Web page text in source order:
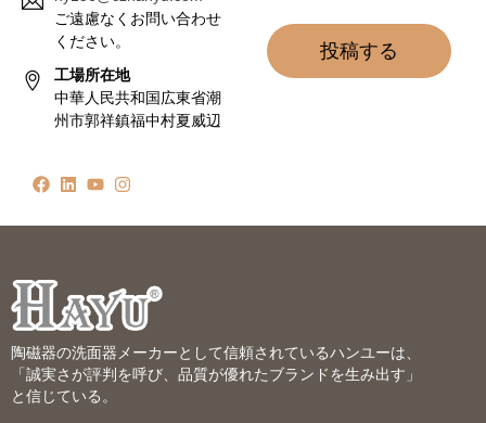
ご遠慮なくお問い合わせ
ください。
工場所在地
中華人民共和国広東省潮
州市郭祥鎮福中村夏威辺
投稿する
陶磁器の洗面器メーカーとして信頼されているハンユーは、
「誠実さが評判を呼び、品質が優れたブランドを生み出す」
と信じている。